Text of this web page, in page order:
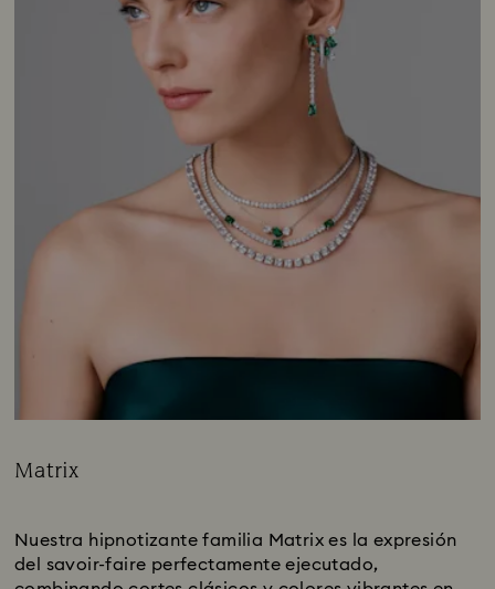
Matrix
Nuestra hipnotizante familia Matrix es la expresión
del savoir-faire perfectamente ejecutado,